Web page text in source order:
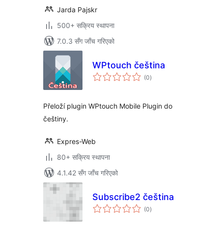
Jarda Pajskr
500+ सक्रिय स्थापना
7.0.3 सँग जाँच गरिएको
WPtouch čeština
(0कुल
रेटिङ्गहरू
)
Přeloží plugin WPtouch Mobile Plugin do
češtiny.
Expres-Web
80+ सक्रिय स्थापना
4.1.42 सँग जाँच गरिएको
Subscribe2 čeština
(0कुल
रेटिङ्गहरू
)